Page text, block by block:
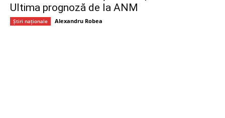
Ultima prognoză de la ANM
Știri naționale Alexandru Robea